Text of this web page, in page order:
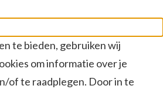
te bieden, gebruiken wij
om informatie over je
of te raadplegen. Door in te